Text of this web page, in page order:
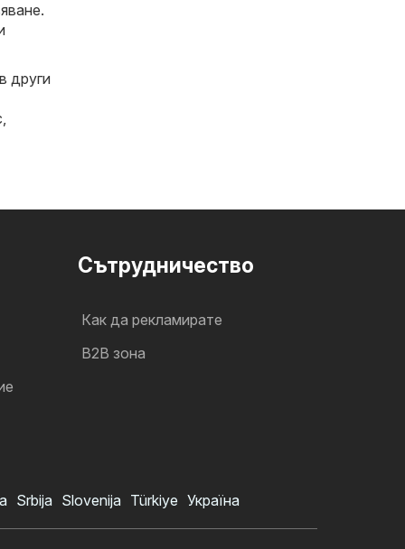
други
,
Cътрудничество
Как да рекламирате
B2B зона
Srbija Slovenija Türkiye Україна